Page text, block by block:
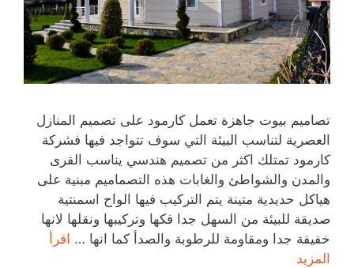
تصاميم بيوت جاهزة تعمل كارمود على تصميم المنازل
العصرية لتناسب البيئة التي سوف تتواجد فيها فشركة
كارمود تمتلك اكثر من تصميم هندسي يناسب القرى
والمدن والشواطئ والغابات هذه التصماميم مبنية على
هياكل حديدية متينة يتم التركيب فيها الواح اسمنتية
صديقة للبيئة من السهل جدا فكها وتركيبها ونقلها لانها
خفيفة جدا ومقاومة للرطوبة والصدأ كما انها … اقرأ
المزيد